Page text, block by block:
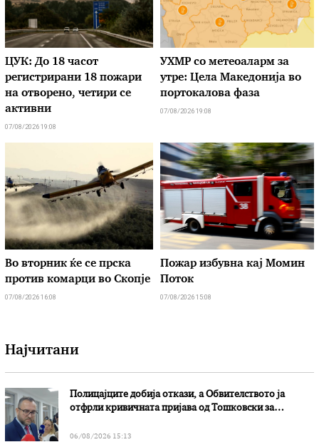
ЦУК: До 18 часот
регистрирани 18 пожари
на отворено, четири се
активни
07/08/2026 19:08
УХМР со метеоаларм за
утре: Цела Македонија во
портокалова фаза
07/08/2026 19:08
Во вторник ќе се прска
против комарци во Скопје
07/08/2026 16:08
Пожар избувна кај Момин
Поток
07/08/2026 15:08
Најчитани
Полицајците добија откази, а Обвителството ја
отфрли кривичната пријава од Тошковски за
06/08/2026 15:13